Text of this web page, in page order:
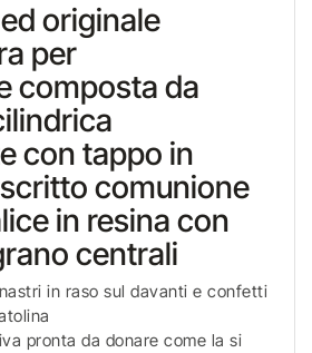
originale
per
composta da
con tappo in
comunione
in resina con
centrali
in raso sul davanti e confetti
pronta da donare come la si